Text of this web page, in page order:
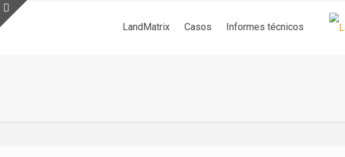
LandMatrix Casos Informes técnicos